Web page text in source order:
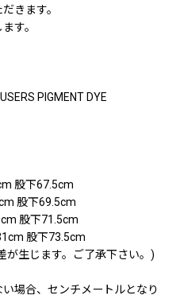
きます。
す。
PIGMENT DYE
股下67.5cm
股下69.5cm
股下71.5cm
股下73.5cm
が生じます。ご了承下さい。)
場合、センチメートルとなり